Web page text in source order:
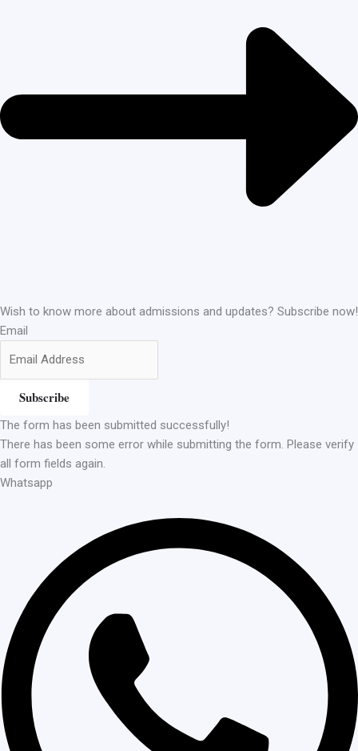
Wish to know more about admissions and updates? Subscribe now!
Email
Subscribe
The form has been submitted successfully!
There has been some error while submitting the form. Please verify
all form fields again.
Whatsapp